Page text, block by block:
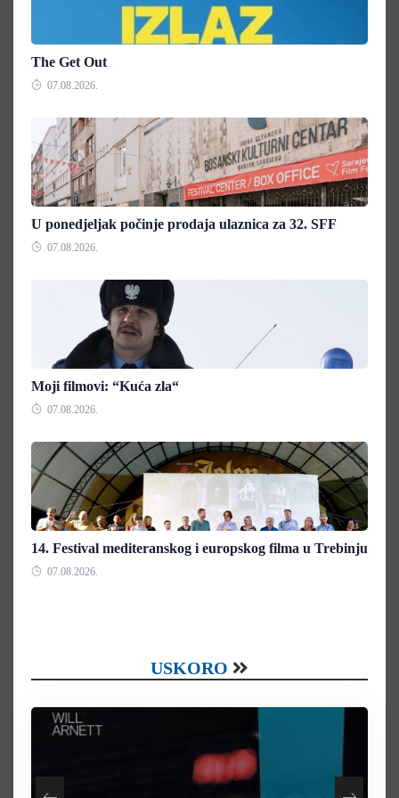
The Get Out
07.08.2026.
U ponedjeljak počinje prodaja ulaznica za 32. SFF
07.08.2026.
Moji filmovi: “Kuća zla“
07.08.2026.
14. Festival mediteranskog i europskog filma u Trebinju
07.08.2026.
USKORO